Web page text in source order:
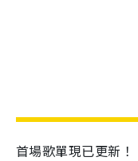
首場歌單現已更新！